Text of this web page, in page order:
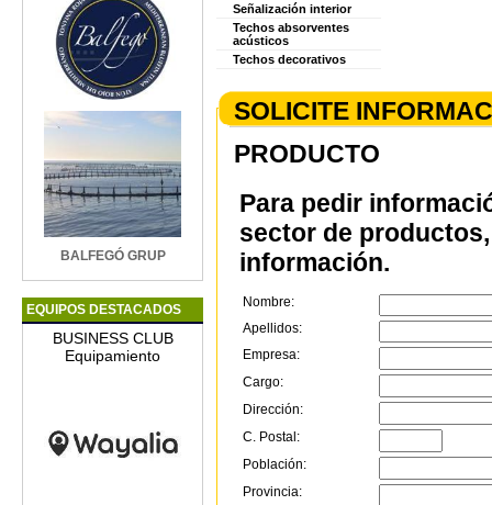
BALFEGÓ GRUP
EQUIPOS DESTACADOS
BUSINESS CLUB
Equipamiento
Señalización interior
Techos absorventes
acústicos
Techos decorativos
SOLICITE
PRODUCTO
Para pedir
sector de
información.
Nombre:
Apellidos:
Empresa:
Cargo:
Dirección:
C. Postal:
Población:
Provincia: